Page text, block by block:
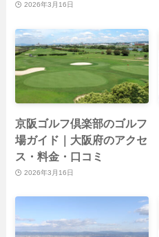
2026年3月16日
京阪ゴルフ倶楽部のゴルフ
場ガイド｜大阪府のアクセ
ス・料金・口コミ
2026年3月16日